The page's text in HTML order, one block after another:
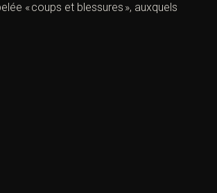
« coups et blessures », auxquels